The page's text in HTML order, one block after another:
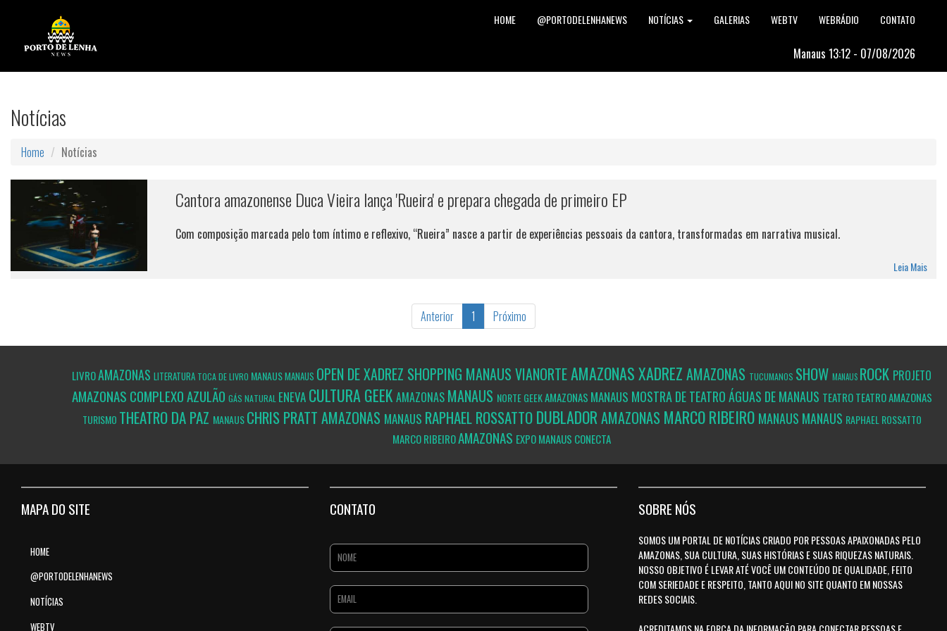
HOME @PORTODELENHANEWS NOTÍCIAS GALERIAS WEBTV WEBRÁDIO CONTATO
Manaus 13:12 - 07/08/2026
Notícias
Home Notícias
Cantora amazonense Duca Vieira lança 'Rueira' e prepara chegada de primeiro EP
Com composição marcada pelo tom íntimo e reflexivo, “Rueira” nasce a partir de experiências pessoais da cantora, transformadas em narrativa musical.
Leia Mais
Anterior 1 Próximo
LIVROAMAZONAS LITERATURA TOCA DE LIVRO MANAUSMANAUS OPEN DE XADREZ SHOPPING MANAUS VIANORTEAMAZONASXADREZ AMAZONAS TUCUMANOS SHOW MANAUS ROCK PROJETO
AMAZONAS COMPLEXO AZULÃO GÁS NATURAL ENEVA CULTURA GEEK AMAZONAS MANAUS NORTE GEEKAMAZONAS MANAUS MOSTRA DE TEATRO ÁGUAS DE MANAUS TEATROTEATRO AMAZONAS
TURISMO THEATRO DA PAZ MANAUSCHRIS PRATT AMAZONAS MANAUS RAPHAEL ROSSATTODUBLADOR AMAZONAS MARCO RIBEIRO MANAUS MANAUS RAPHAEL ROSSATTO
MARCO RIBEIROAMAZONAS EXPO MANAUS CONECTA
MAPA DO SITE
HOME
@PORTODELENHANEWS
NOTÍCIAS
WEBTV
CONTATO SOBRE NÓS
SOMOS UM PORTAL DE NOTÍCIAS CRIADO POR PESSOAS APAIXONADAS PELO
AMAZONAS, SUA CULTURA, SUAS HISTÓRIAS E SUAS RIQUEZAS NATURAIS.
NOSSO OBJETIVO É LEVAR ATÉ VOCÊ UM CONTEÚDO DE QUALIDADE, FEITO
COM SERIEDADE E RESPEITO, TANTO AQUI NO SITE QUANTO EM NOSSAS
REDES SOCIAIS.